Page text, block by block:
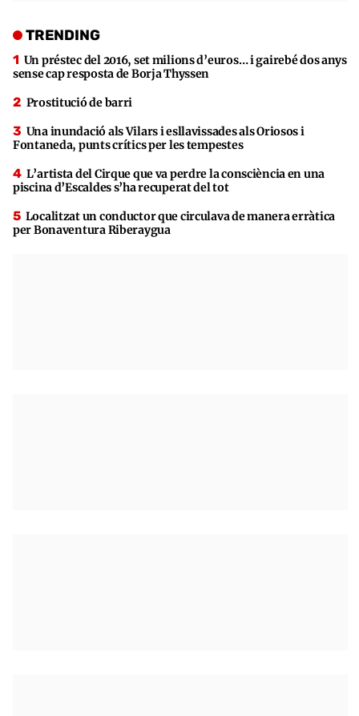
TRENDING
Un préstec del 2016, set milions d’euros… i gairebé dos anys
sense cap resposta de Borja Thyssen
Prostitució de barri
Una inundació als Vilars i esllavissades als Oriosos i
Fontaneda, punts crítics per les tempestes
L’artista del Cirque que va perdre la consciència en una
piscina d’Escaldes s’ha recuperat del tot
Localitzat un conductor que circulava de manera erràtica
per Bonaventura Riberaygua